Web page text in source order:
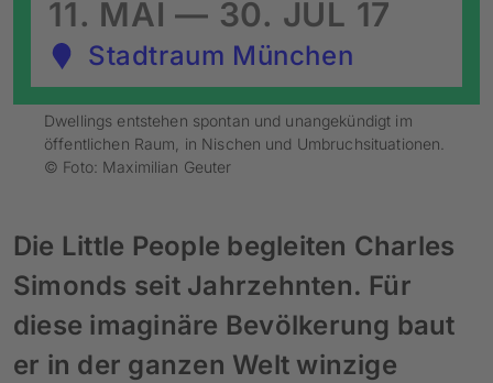
11. MAI — 30. JUL 17
Stadtraum München
Dwellings entstehen spontan und unangekündigt im
öffentlichen Raum, in Nischen und Umbruchsituationen.
© Foto: Maximilian Geuter
Die Little People begleiten Charles
Simonds seit Jahrzehnten. Für
diese imaginäre Bevölkerung baut
er in der ganzen Welt winzige